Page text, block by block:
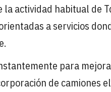
actividad habitual de
a servicios
para
de camiones